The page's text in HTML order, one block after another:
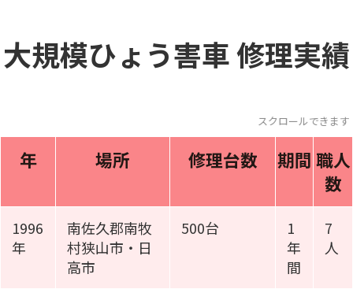
大規模ひょう害車修理実績
スクロールできます
年 場所 修理台数 期間 職人
数
1996
年
南佐久郡南牧
村狭山市・日
高市
500台
1
年
間
7
人